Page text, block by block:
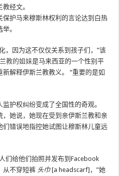
经文。
护马来穆斯林权利的言论达到白热
。
，因为这不仅仅关系到孩子们，”该
教的姐妹是马来西亚的一个性别平
解释伊斯兰教教义。 “重要的是如
护权纠纷变成了全国性的奇观。
她说，她现在受到亲伊斯兰教和亲
错误地指控她试图让穆斯林儿童远
们给他们拍照并发布到Facebook
从不穿短裤 头巾[a headscarf]，”她